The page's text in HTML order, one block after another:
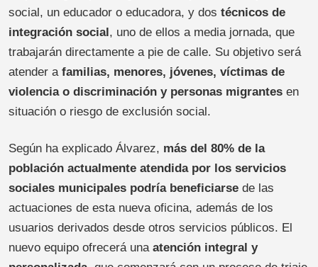
social, un educador o educadora, y dos técnicos de
integración social, uno de ellos a media jornada, que
trabajarán directamente a pie de calle. Su objetivo será
atender a familias, menores, jóvenes, víctimas de
violencia o discriminación y personas migrantes en
situación o riesgo de exclusión social.
Según ha explicado Álvarez, más del 80% de la
población actualmente atendida por los servicios
sociales municipales podría beneficiarse de las
actuaciones de esta nueva oficina, además de los
usuarios derivados desde otros servicios públicos. El
nuevo equipo ofrecerá una atención integral y